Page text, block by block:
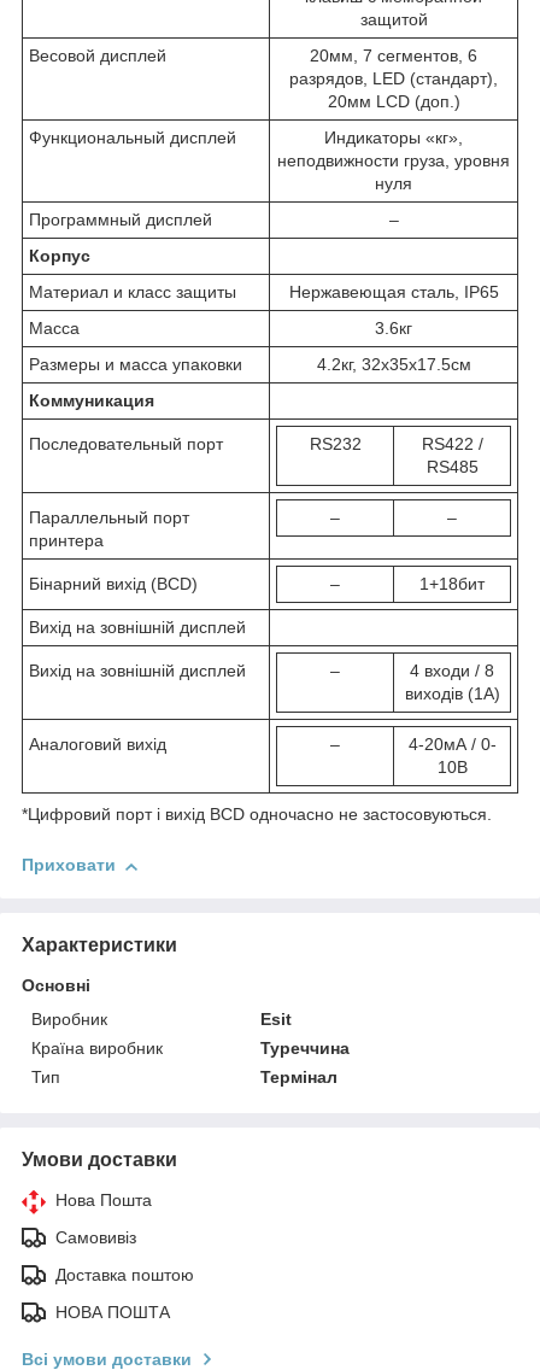
защитой
Весовой дисплей
20мм, 7 сегментов, 6
разрядов, LED (стандарт),
20мм LCD (доп.)
Функциональный дисплей
Индикаторы «кг»,
неподвижности груза, уровня
нуля
Программный дисплей
–
Корпус
Материал и класс защиты
Нержавеющая сталь, IP65
Масса
3.6кг
Размеры и масса упаковки
4.2кг, 32x35x17.5см
Коммуникация
Последовательный порт RS232
RS422 /
RS485
Параллельный порт
принтера
– –
Бінарний вихід (BCD) – 1+18бит
Вихід на зовнішній дисплей
Вихід на зовнішній дисплей –
4 входи / 8
виходів (1A)
Аналоговий вихід –
4-20мА / 0-
10В
*Цифровий порт і вихід BCD одночасно не застосовуються.
Приховати
Характеристики
Основні
Виробник
Esit
Країна виробник
Туреччина
Тип
Термінал
Умови доставки
Нова Пошта
Самовивіз
Доставка поштою
НОВА ПОШТА
Всі умови доставки